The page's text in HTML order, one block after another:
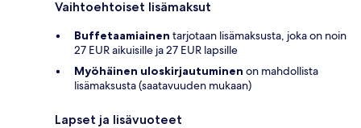
Vaihtoehtoiset lisämaksut
Buffetaamiainen tarjotaan lisämaksusta, joka on noin
27 EUR aikuisille ja 27 EUR lapsille
Myöhäinen uloskirjautuminen on mahdollista
lisämaksusta (saatavuuden mukaan)
Lapset ja lisävuoteet